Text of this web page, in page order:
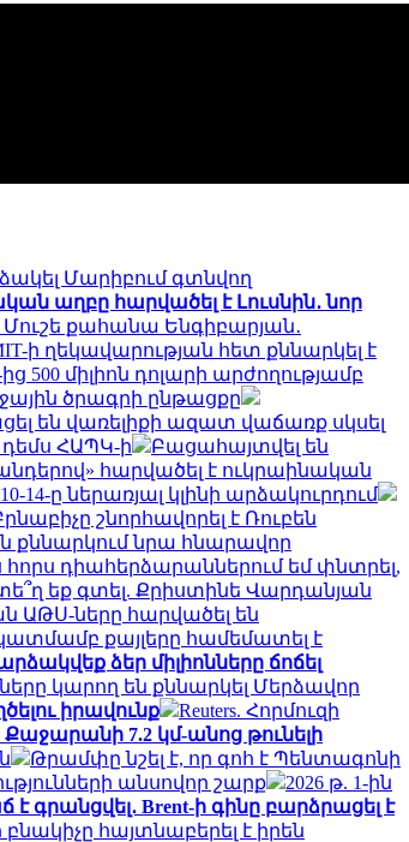
Մարիբում գտնվող
աղբը հարվածել է Լուսնին․ նոր
Մուշե քահանա Ենգիբարյան․
ի ղեկավարության հետ քննարկել է
500 միլիոն դոլարի արժողությամբ
ծրագրի ընթացքը
են վառելիքի ազատ վաճառք սկսել
դեմս ՀԱՊԿ-ի
Բացահայտվել են
հարվածել է ուկրաինական
ը ներառյալ կլինի արձակուրդում
շնորհավորել է Ռուբեն
քննարկում նրա հնարավոր
հորս դիահերձարաններում եմ փնտրել,
եք գտել. Քրիստինե Վարդանյան
ԱԹՍ-ները հարվածել են
քայլերը համեմատել է
ձեր միլիոնները ճոճել
կարող են քննարկել Մերձավոր
իրավունք
Reuters. Հորմուզի
Քաջարանի 7.2 կմ-անոց թունելի
Թրամփը նշել է, որ գոհ է Պենտագոնի
անսովոր շարք
2026 թ. 1-ին
է գրանցվել․ Brent-ի գինը բարձրացել է
հայտնաբերել է իրեն